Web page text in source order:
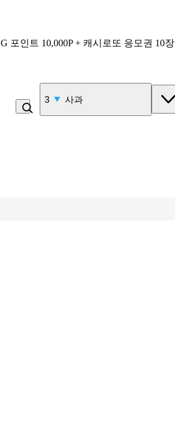
G 포인트 10,000P + 캐시로또 응모권 10장
4 비_플레인 쿽